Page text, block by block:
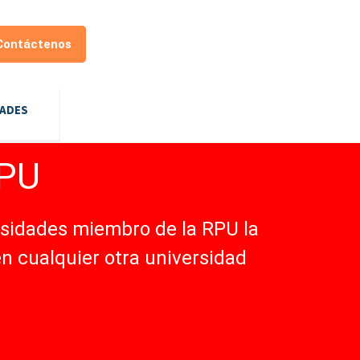
miembro de la RPU la
cualquier otra universidad